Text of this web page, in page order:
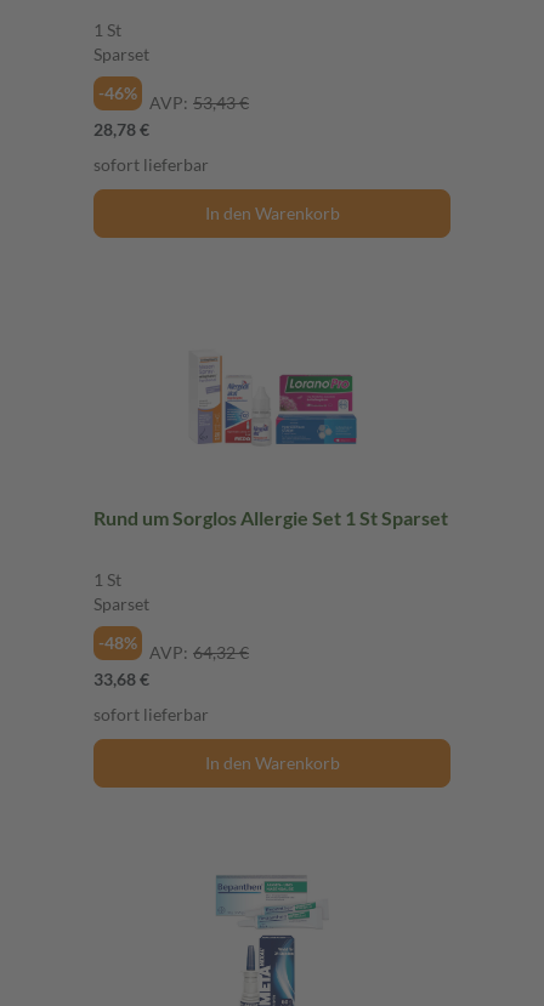
1 St
Sparset
-46%
AVP: 53,43 €
28,78 €
sofort lieferbar
In den Warenkorb
Rund um Sorglos Allergie Set 1 St Sparset
1 St
Sparset
-48%
AVP: 64,32 €
33,68 €
sofort lieferbar
In den Warenkorb